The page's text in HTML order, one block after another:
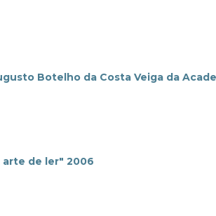
Botelho da Costa Veiga da
arte de ler" 2006